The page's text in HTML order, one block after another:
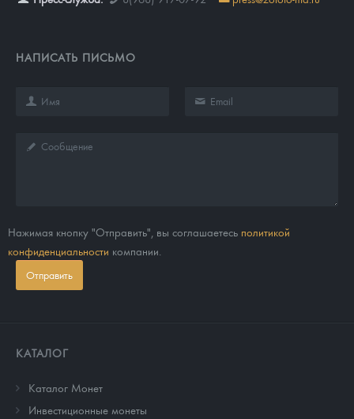
НАПИСАТЬ ПИСЬМО
Нажимая кнопку "Отправить", вы соглашаетесь политикой
конфиденциальности компании.
Отправить
КАТАЛОГ
Каталог Монет
Инвестиционные монеты